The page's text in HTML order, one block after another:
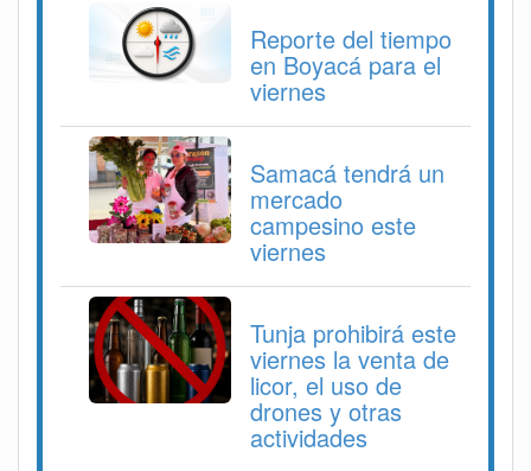
Reporte del tiempo
en Boyacá para el
viernes
Samacá tendrá un
mercado
campesino este
viernes
Tunja prohibirá este
viernes la venta de
licor, el uso de
drones y otras
actividades